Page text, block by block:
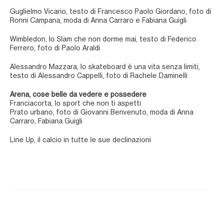
Guglielmo Vicario, testo di Francesco Paolo Giordano, foto di
Ronni Campana, moda di Anna Carraro e Fabiana Guigli
Wimbledon, lo Slam che non dorme mai, testo di Federico
Ferrero, foto di Paolo Araldi
Alessandro Mazzara, lo skateboard è una vita senza limiti,
testo di Alessandro Cappelli, foto di Rachele Daminelli
Arena, cose belle da vedere e possedere
Franciacorta, lo sport che non ti aspetti
Prato urbano, foto di Giovanni Benvenuto, moda di Anna
Carraro, Fabiana Guigli
Line Up, il calcio in tutte le sue declinazioni